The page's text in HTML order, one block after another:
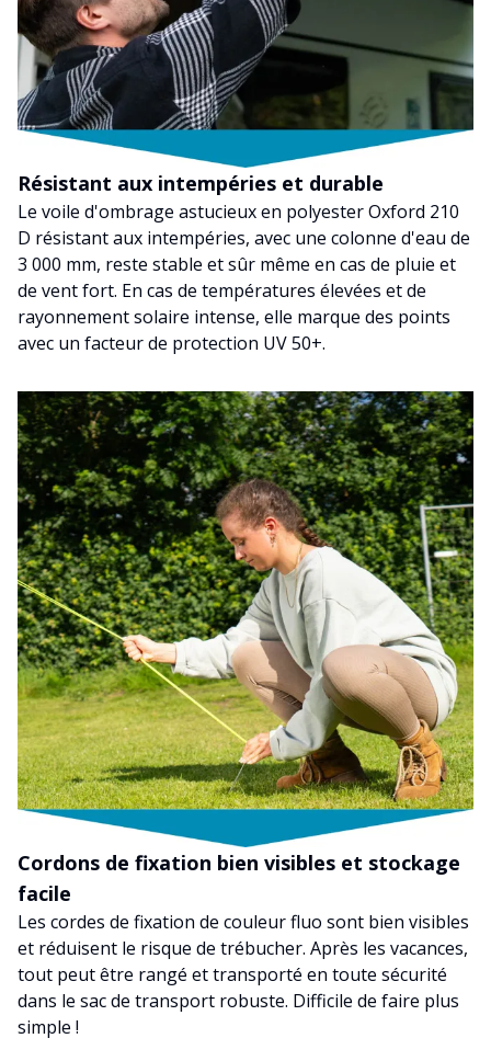
Résistant aux intempéries et durable
Le voile d'ombrage astucieux en polyester Oxford 210
D résistant aux intempéries, avec une colonne d'eau de
3 000 mm, reste stable et sûr même en cas de pluie et
de vent fort. En cas de températures élevées et de
rayonnement solaire intense, elle marque des points
avec un facteur de protection UV 50+.
Cordons de fixation bien visibles et stockage
facile
Les cordes de fixation de couleur fluo sont bien visibles
et réduisent le risque de trébucher. Après les vacances,
tout peut être rangé et transporté en toute sécurité
dans le sac de transport robuste. Difficile de faire plus
simple !